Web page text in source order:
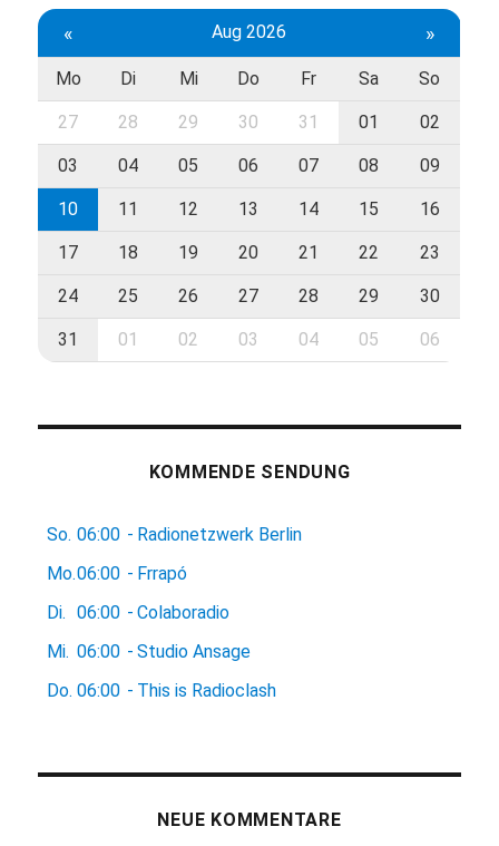
« Aug 2026 »
Mo Di Mi Do Fr Sa So
27 28 29 30 31 01 02
03 04 05 06 07 08 09
10 11 12 13 14 15 16
17 18 19 20 21 22 23
24 25 26 27 28 29 30
31 01 02 03 04 05 06
KOMMENDE SENDUNG
So. 06:00 - Radionetzwerk Berlin
Mo.06:00 - Frrapó
Di.
06:00 - Colaboradio
Mi. 06:00 - Studio Ansage
Do. 06:00 - This is Radioclash
NEUE KOMMENTARE